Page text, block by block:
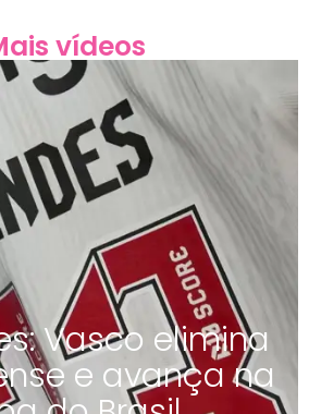
vídeos
Vasco elimina
e avança na